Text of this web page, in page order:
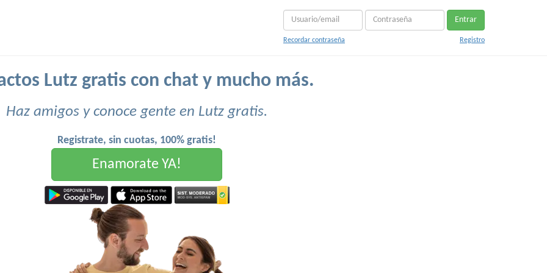
Entrar
Recordar contraseña Registro
Lutz gratis con chat y mucho más.
Haz amigos y conoce gente en Lutz gratis.
Registrate, sin cuotas, 100% gratis!
Enamorate YA!